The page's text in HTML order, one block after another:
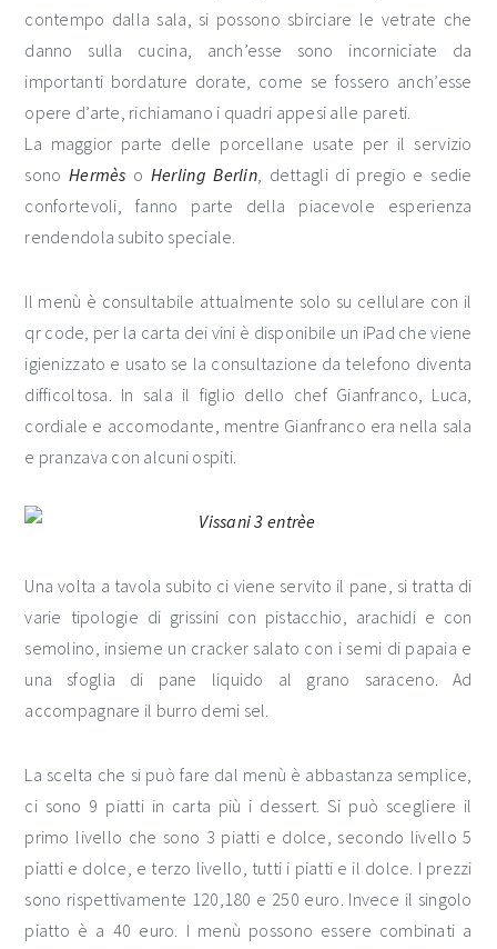
contempo dalla sala, si possono sbirciare le vetrate che
danno sulla cucina, anch’esse sono incorniciate da
importanti bordature dorate, come se fossero anch’esse
opere d’arte, richiamano i quadri appesi alle pareti.
La maggior parte delle porcellane usate per il servizio
sono Hermès o Herling Berlin, dettagli di pregio e sedie
confortevoli, fanno parte della piacevole esperienza
rendendola subito speciale.
Il menù è consultabile attualmente solo su cellulare con il
qr code, per la carta dei vini è disponibile un iPad che viene
igienizzato e usato se la consultazione da telefono diventa
difficoltosa. In sala il figlio dello chef Gianfranco, Luca,
cordiale e accomodante, mentre Gianfranco era nella sala
e pranzava con alcuni ospiti.
Una volta a tavola subito ci viene servito il pane, si tratta di
varie tipologie di grissini con pistacchio, arachidi e con
semolino, insieme un cracker salato con i semi di papaia e
una sfoglia di pane liquido al grano saraceno. Ad
accompagnare il burro demi sel.
La scelta che si può fare dal menù è abbastanza semplice,
ci sono 9 piatti in carta più i dessert. Si può scegliere il
primo livello che sono 3 piatti e dolce, secondo livello 5
piatti e dolce, e terzo livello, tutti i piatti e il dolce. I prezzi
sono rispettivamente 120,180 e 250 euro. Invece il singolo
piatto è a 40 euro. I menù possono essere combinati a